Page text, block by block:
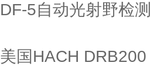
DF-5自动光射野检
美国HACH